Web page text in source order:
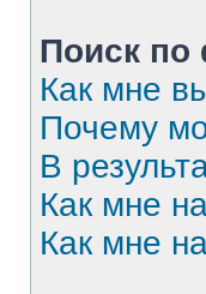
Поиск
Как мне
Почему
В
Как мне
Как мне